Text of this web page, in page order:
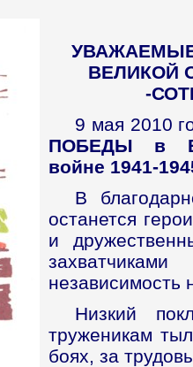
ВЕЛИКОЙ
-
9 мая 2010
ПОБЕДЫ в
войне 1941-
В
останется
и
Низкий
труженикам
боях, за